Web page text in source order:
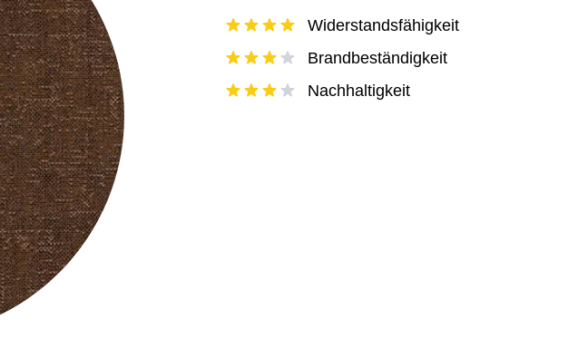
Widerstandsfähigkeit
Brandbeständigkeit
Nachhaltigkeit